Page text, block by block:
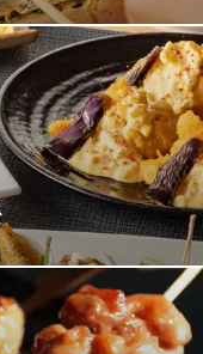
先で焼き上げておりま
ダイレクトに直撃！遠
じ込めふっくらジュー
塩」「タレ」「にん
選びください！
ら是非楽蔵にお任せ
、お料理との相性抜群